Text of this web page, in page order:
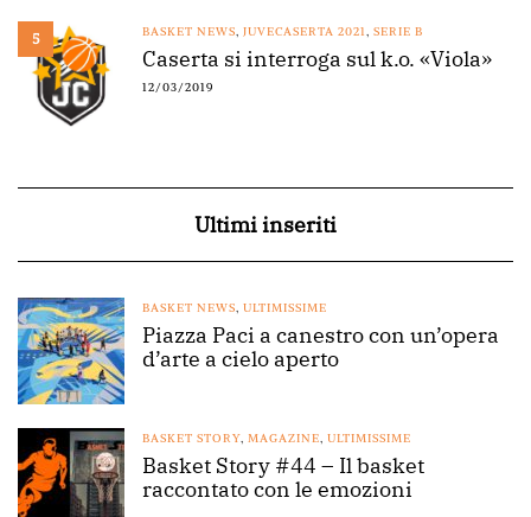
5 BASKET NEWS JUVECASERTA 2021 SERIE B
Caserta si interroga sul k.o. «Viola»
12/03/2019
Ultimi inseriti
BASKET NEWS ULTIMISSIME
Piazza Paci a canestro con un’opera
d’arte a cielo aperto
BASKET STORY MAGAZINE ULTIMISSIME
Basket Story #44 – Il basket
raccontato con le emozioni